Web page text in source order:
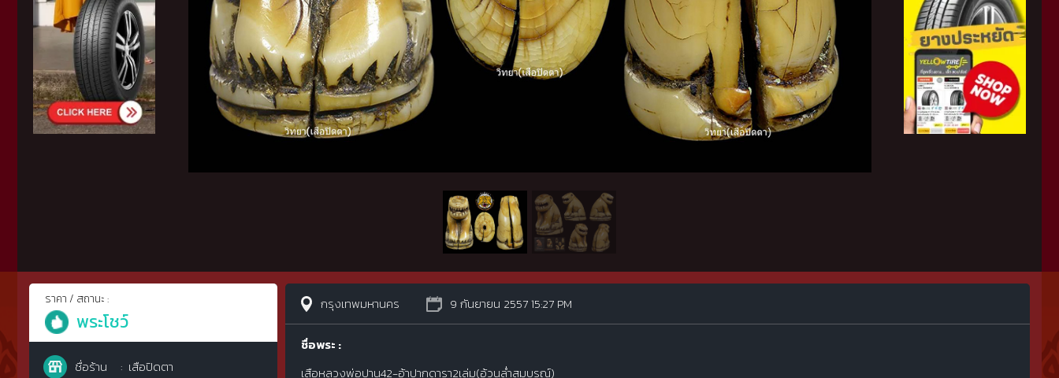
ราคา / สถานะ :
พระโชว์
ชื่อร้าน เสือปิดตา
กรุงเทพมหานคร 9 กันยายน 2557 15:27 PM
ชื่อพระ :
เสือหลวงพ่อปาน42-อ้าปากดารา2เล่ม(อ้วนล่ำสมบรูณ์)